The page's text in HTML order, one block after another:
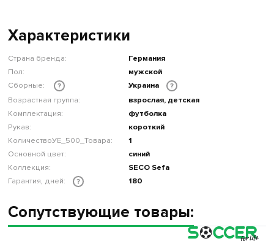
Характеристики
Страна бренда:
Германия
Пол:
мужской
Сборные:
? Украина
?
Возрастная группа:
взрослая, детская
Комплектация:
футболка
Рукав:
короткий
КоличествоУЕ_500_Товара:
1
Основной цвет:
синий
Коллекция:
SECO Sefa
Гарантия, дней:
? 180
Сопутствующие товары: